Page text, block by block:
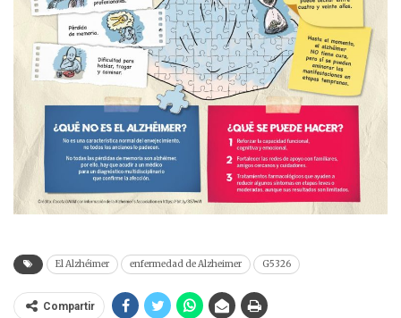
El Alzhéimer enfermedad de Alzheimer G5326
Compartir